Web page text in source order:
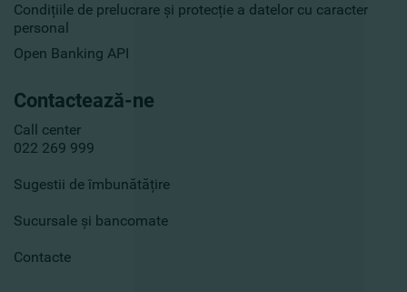
Condițiile de prelucrare și protecție a datelor cu caracter
personal
Open Banking API
Contactează-ne
Call center
022 269 999
Sugestii de îmbunătățire
Sucursale și bancomate
Contacte